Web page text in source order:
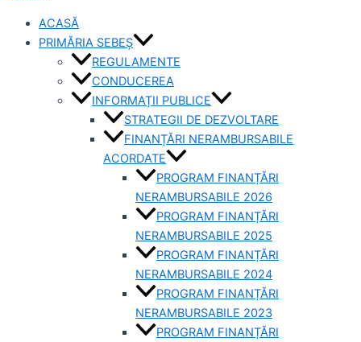
ACASĂ
PRIMĂRIA SEBEȘ
REGULAMENTE
CONDUCEREA
INFORMAȚII PUBLICE
STRATEGII DE DEZVOLTARE
FINANȚĂRI NERAMBURSABILE
ACORDATE
PROGRAM FINANȚĂRI
NERAMBURSABILE 2026
PROGRAM FINANȚĂRI
NERAMBURSABILE 2025
PROGRAM FINANȚĂRI
NERAMBURSABILE 2024
PROGRAM FINANȚĂRI
NERAMBURSABILE 2023
PROGRAM FINANȚĂRI